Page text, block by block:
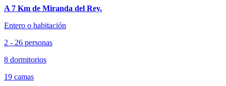
A 7 Km de Miranda del Rey.
Entero o habitación
2 - 26 personas
8 dormitorios
19 camas